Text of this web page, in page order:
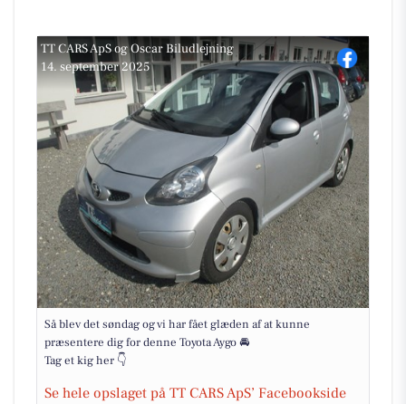
TT CARS ApSogOscar Biludlejning
14. september 2025
Så blev det søndag og vi har fået glæden af at kunne
præsentere dig for denne Toyota Aygo 🚘
Tag et kig her 👇
Se hele opslaget på TT CARS ApS’ Facebookside